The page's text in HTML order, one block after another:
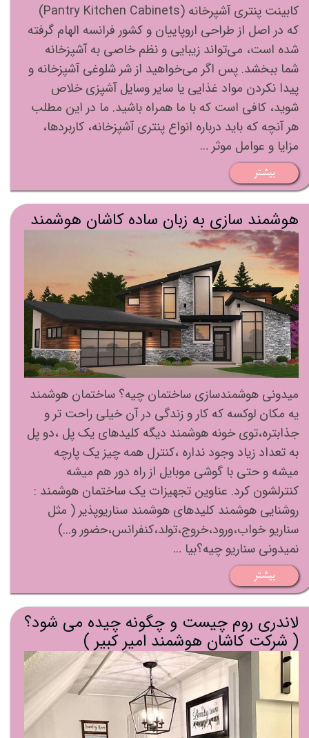
کابینت پنتری آشپرخانه (Pantry Kitchen Cabinets)
که در اصل از طراحی اروپاییان و کشور فرانسه الهام گرفته
شده است، می‌تواند زیبایی و نظم خاصی به آشپزخانه
شما ببخشد. پس اگر می‌خواهید از شر شلوغی‌ آشپزخانه و
پیدا نکردن مواد غذایی یا سایر وسایل آشپزی خلاص
شوید، کافی است که با ما همراه باشید. ما در این مطلب
هر آنچه که باید درباره انواع پنتری آشپزخانه، کاربردها،
مزایا و عوامل موثر …
بیشتر
هوشمند سازی به زبان ساده کاشان هوشمند
میدونی هوشمندسازی ساختمان چیه؟ ساختمان هوشمند
یه مکان لوکسه که کار و زندگی در آن خیلی راحت تر و
جذابتره،توی خونه هوشمند دیگه کلیدهای یک پل ،دو پل
به تعداد زیاد وجود نداره ،کنترل همه چیز یک پارچه
میشه و حتی با گوشی موبایل از راه دور هم میشه
کنترلشون کرد. عناوین تجهیزات یک ساختمان هوشمند :
روشنایی هوشمند کلیدهای هوشمند سناریوپذیر ( مثل
سناریو خواب،ورود،خروج،تولد،کنفرانس،حضور و...)
نمیدونی سناریو چیه؟بیا …
بیشتر
لاندری روم چیست و چگونه چیده می شود؟
( شرکت کاشان هوشمند امیر کبیر )